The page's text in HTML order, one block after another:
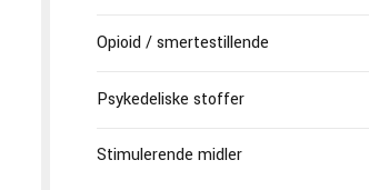
Opioid / smertestillende
Psykedeliske stoffer
Stimulerende midler